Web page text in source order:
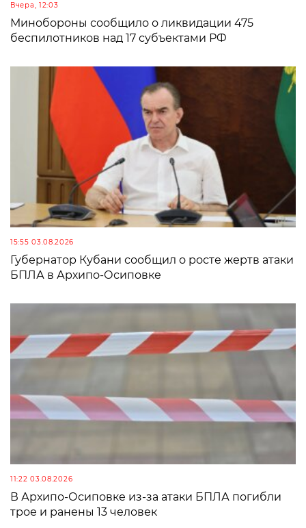
Вчера, 12:03
Минобороны сообщило о ликвидации 475
беспилотников над 17 субъектами РФ
15:55 03.08.2026
Губернатор Кубани сообщил о росте жертв атаки
БПЛА в Архипо-Осиповке
11:22 03.08.2026
В Архипо-Осиповке из-за атаки БПЛА погибли
трое и ранены 13 человек